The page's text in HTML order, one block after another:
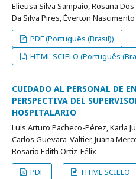
Elieusa Silva Sampaio, Rosana
Da Silva Pires, Éverton Nascimento
PDF (Português (Brasil))
HTML SCIELO (Português
CUIDADO AL PERSONAL DE
PERSPECTIVA DEL
HOSPITALARIO
Luis Arturo Pacheco-Pérez, Karla
Carlos Guevara-Valtier, Juana
Rosario Edith Ortiz-Félix
PDF
HTML SCIELO